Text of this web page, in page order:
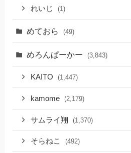
れいじ (1)
めておら (49)
めろんぱーかー (3,843)
KAITO (1,447)
kamome (2,179)
サムライ翔 (1,370)
そらねこ (492)